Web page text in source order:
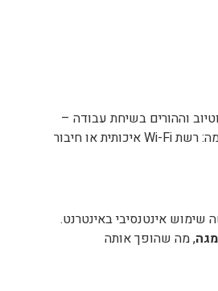
וההורים בשיחת עבודה –
החוויה נשארת חלקה, כל עוד החיבור נעשה באופן תקין ובהתאם לתנאים לדוגמה: רשת Wi-Fi איכותית או חיבור
אינטנסיבי באינטרנט.
, מה שהופך אותה